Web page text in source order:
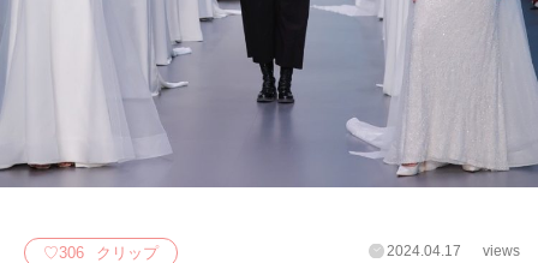
♡306 クリップ 2024.04.17 views